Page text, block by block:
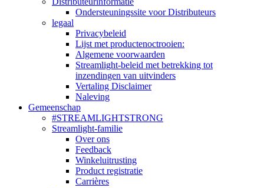
Ondersteuningssite voor Distributeurs
legaal
Privacybeleid
Lijst met productenoctrooien:
Algemene voorwaarden
Streamlight-beleid met betrekking tot
inzendingen van uitvinders
Vertaling Disclaimer
Naleving
Gemeenschap
#STREAMLIGHTSTRONG
Streamlight-familie
Over ons
Feedback
Winkeluitrusting
Product registratie
Carrières